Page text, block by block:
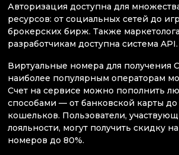
Авторизация доступна для
ресурсов: от социальных сетей до
брокерских бирж. Также
разработчикам доступна система API.
Виртуальные номера для получения
наиболее популярным операторам
Счет на сервисе можно пополнить
способами — от банковской карты
кошельков. Пользователи,
лояльности, могут получить скидку
номеров до 80%.